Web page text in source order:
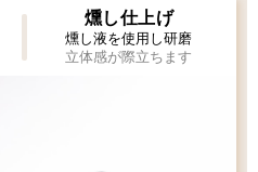
燻し仕上げ
燻し液を使用し研磨
立体感が際立ちます